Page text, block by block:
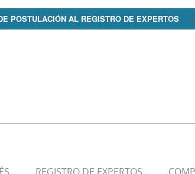
POSTULACIÓN AL REGISTRO DE EXPERTOS